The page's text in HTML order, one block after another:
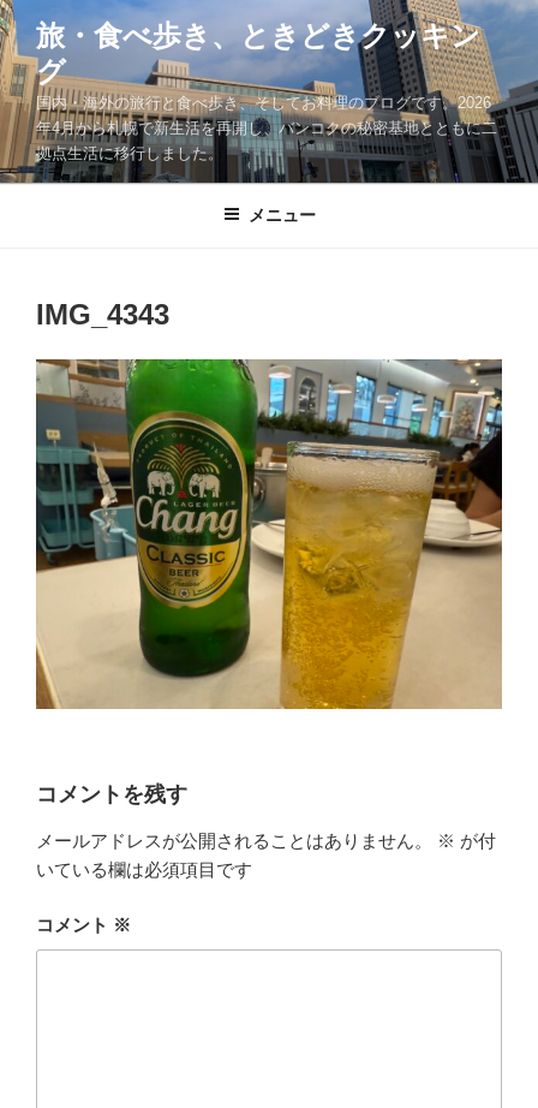
コ
ン
テ
ン
ツ
へ
ス
旅・食べ歩き、ときどきクッキン
グ
国内・海外の旅行と食べ歩き、そしてお料理のブログです。2026
年4月から札幌で新生活を再開し、バンコクの秘密基地とともに二
拠点生活に移行しました。
メニュー
IMG_4343
コメントを残す
メールアドレスが公開されることはありません。 ※ が付
いている欄は必須項目です
コメント ※